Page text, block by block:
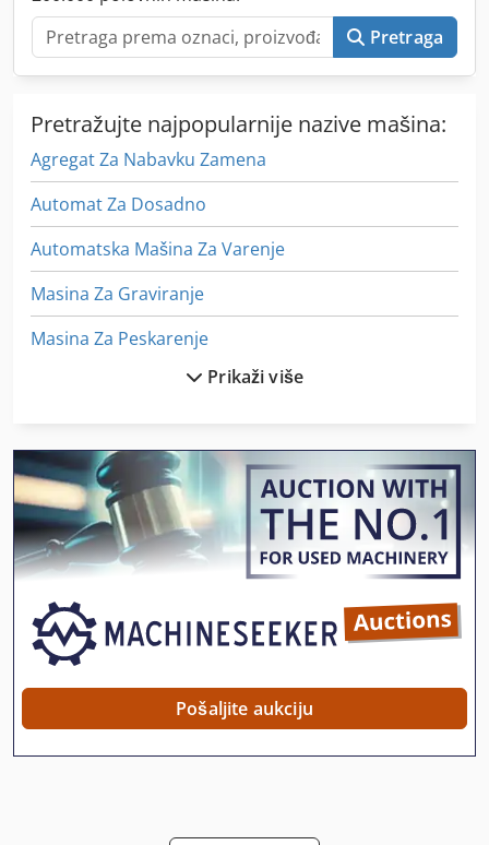
Pretraga
Pretražujte najpopularnije nazive mašina:
Agregat Za Nabavku Zamena
Automat Za Dosadno
Automatska Mašina Za Varenje
Masina Za Graviranje
Masina Za Peskarenje
Mašina Za Graviranje Drva
Mašina Za Hranu
Mašina Za Košuljice
Mašina Za Livenje
Mašina Za Sečenje Spoljni Nit
Mašina Za Tekstilnu
Prikaži više
Pošaljite aukciju